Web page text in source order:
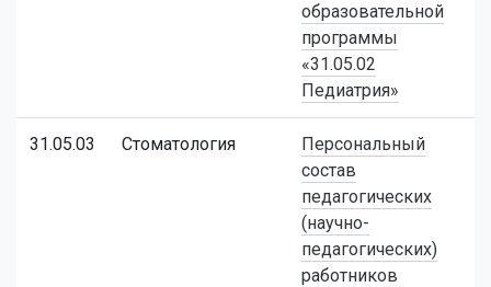
образовательной
программы
«31.05.02
Педиатрия»
31.05.03 Стоматология
Персональный
состав
педагогических
(научно-
педагогических)
работников